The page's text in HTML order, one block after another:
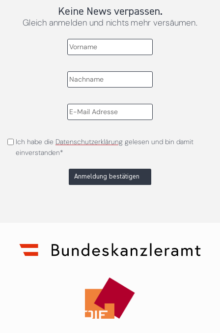
Keine News verpassen.
Gleich anmelden und nichts mehr versäumen.
Ich habe die Datenschutzerklärunggelesen und bin damit
einverstanden*
Anmeldung bestätigen